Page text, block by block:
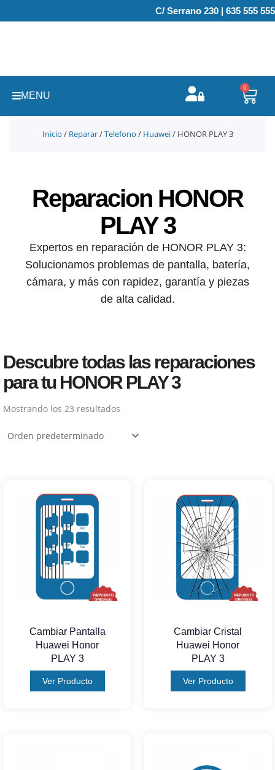
al
C/ Serrano 230 | 635 555 555
MENU
0
Inicio / Reparar/Telefono / Huawei/ HONOR PLAY 3
Reparacion HONOR
PLAY 3
Expertos en reparación de HONOR PLAY 3:
Solucionamos problemas de pantalla, batería,
cámara, y más con rapidez, garantía y piezas
de alta calidad.
Descubre todas las reparaciones
para tu HONOR PLAY 3
Mostrando los 23 resultados
Cambiar Pantalla
Huawei Honor
PLAY 3
Ver Producto
Cambiar Cristal
Huawei Honor
PLAY 3
Ver Producto